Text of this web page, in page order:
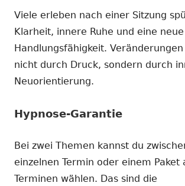
Viele erleben nach einer Sitzung
Klarheit, innere Ruhe und eine neue
Handlungsfähigkeit.
nicht durch Druck, sondern durch
Neuorientierung.
Hypnose-Garantie
Bei zwei Themen kannst du
einzelnen Termin oder einem Paket
Terminen wählen. Das sind die